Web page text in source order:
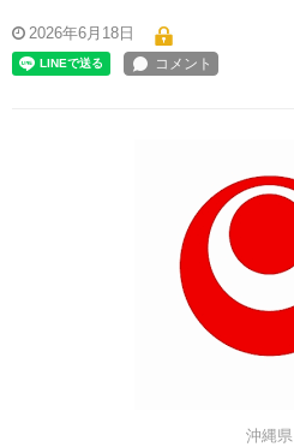
2026年6月18日
沖縄県